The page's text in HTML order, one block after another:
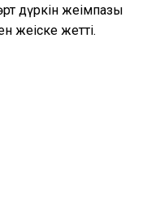
дүркін жеңімпазы
жеңіске жетті.